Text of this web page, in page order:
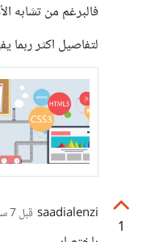
فالبرغم من تشابه
لتفاصيل اكثر ربما
1
saadialenzi قبل 7 سنوات